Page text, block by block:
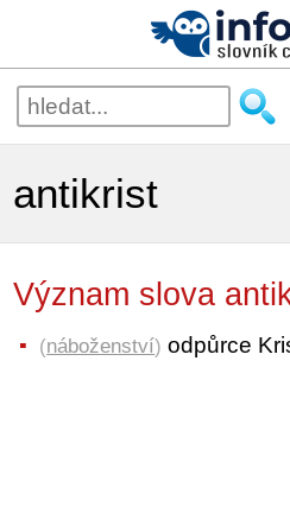
antikrist
Význam slova
(náboženství) odpůrce